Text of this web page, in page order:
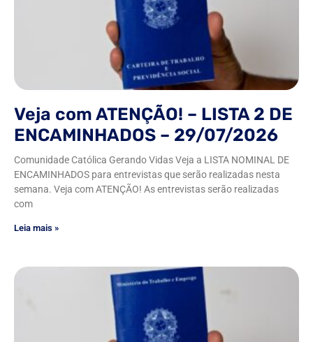
Veja com ATENÇÃO! – LISTA 2 DE
ENCAMINHADOS – 29/07/2026
Comunidade Católica Gerando Vidas Veja a LISTA NOMINAL DE
ENCAMINHADOS para entrevistas que serão realizadas nesta
semana. Veja com ATENÇÃO! As entrevistas serão realizadas
com
Leia mais »